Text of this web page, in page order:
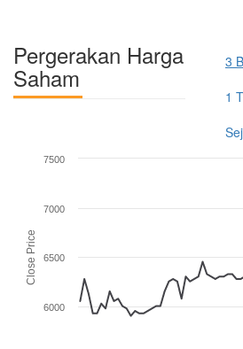
Pergerakan Harga
Saham
3
1
Close Price
6000
6500
7000
7500